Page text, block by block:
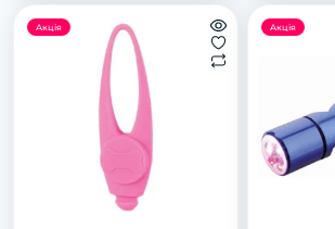
Акція Акція